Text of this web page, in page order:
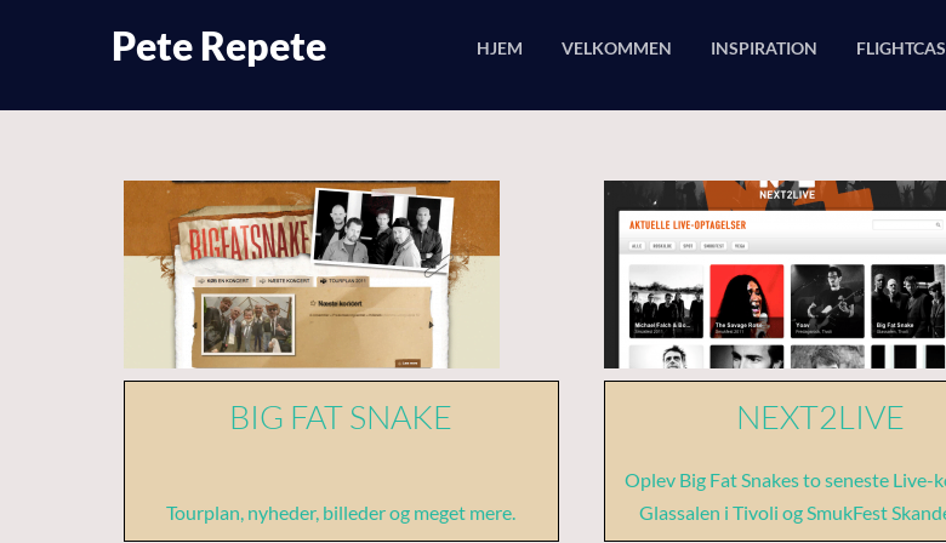
Pete Repete HJEM VELKOMMEN INSPIRATION
BIG FAT SNAKE
Tourplan, nyheder, billeder og meget mere.
NEXT2LIVE
Oplev Big Fat Snakes to seneste Live-
Glassalen i Tivoli og SmukFest